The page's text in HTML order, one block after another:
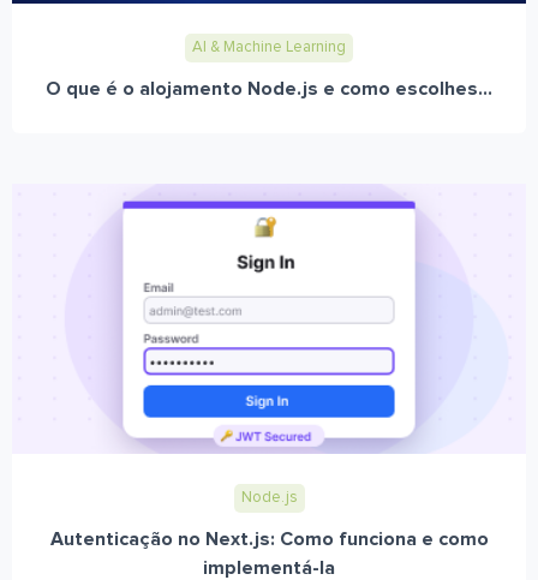
AI & Machine Learning
O que é o alojamento Node.js e como escolhes...
Node.js
Autenticação no Next.js: Como funciona e como
implementá-la